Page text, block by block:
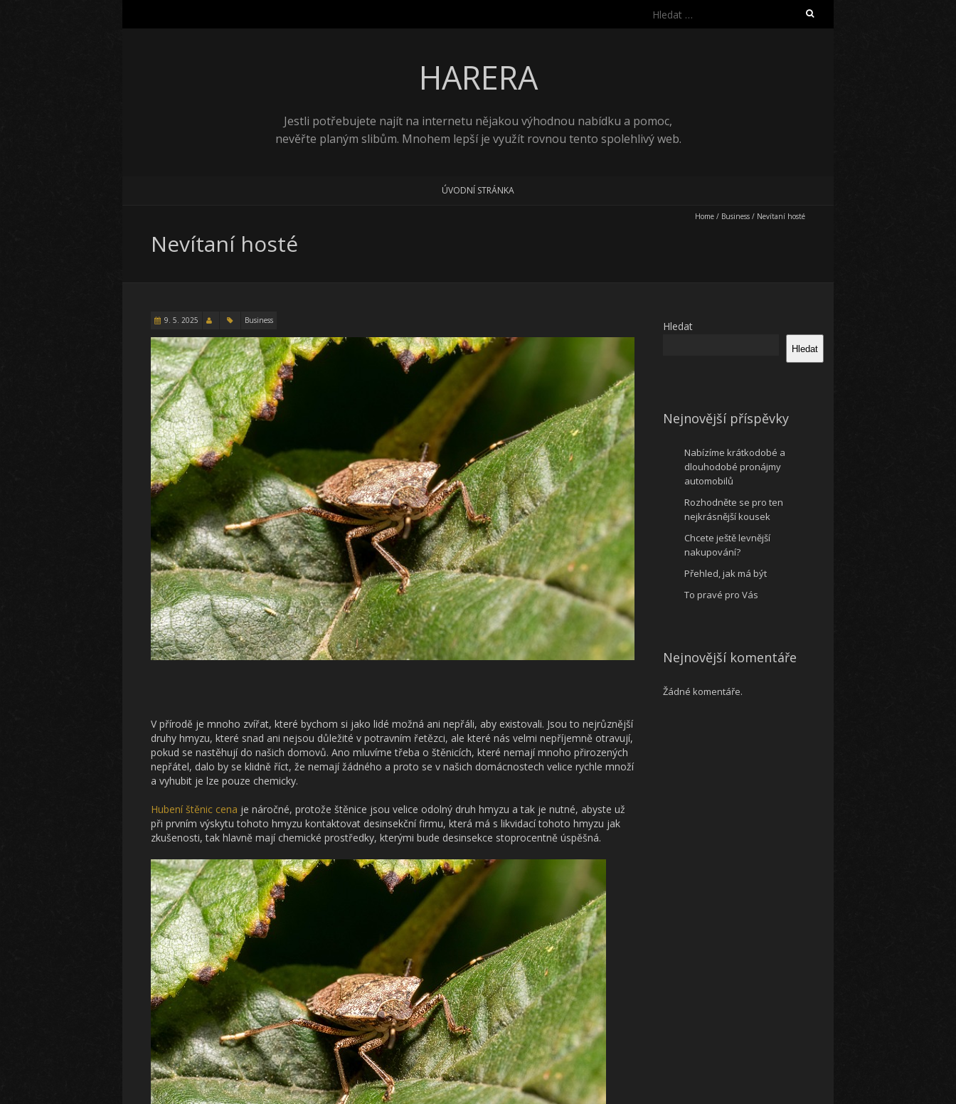
Vyhledávání
HARERA
Jestli potřebujete najít na internetu nějakou výhodnou nabídku a pomoc,
nevěřte planým slibům. Mnohem lepší je využít rovnou tento spolehlivý web.
ÚVODNÍ STRÁNKA
Home / Business / Nevítaní hosté
Nevítaní hosté
9. 5. 2025 Business
V přírodě je mnoho zvířat, které bychom si jako lidé možná ani nepřáli, aby existovali. Jsou to nejrůznější
druhy hmyzu, které snad ani nejsou důležité v potravním řetězci, ale které nás velmi nepříjemně otravují,
pokud se nastěhují do našich domovů. Ano mluvíme třeba o štěnicích, které nemají mnoho přirozených
nepřátel, dalo by se klidně říct, že nemají žádného a proto se v našich domácnostech velice rychle množí
a vyhubit je lze pouze chemicky.
Hubení štěnic cena je náročné, protože štěnice jsou velice odolný druh hmyzu a tak je nutné, abyste už
při prvním výskytu tohoto hmyzu kontaktovat desinsekční firmu, která má s likvidací tohoto hmyzu jak
zkušenosti, tak hlavně mají chemické prostředky, kterými bude desinsekce stoprocentně úspěšná.
Hledat
Hledat
Nejnovější příspěvky
Nabízíme krátkodobé a
dlouhodobé pronájmy
automobilů
Rozhodněte se pro ten
nejkrásnější kousek
Chcete ještě levnější
nakupování?
Přehled, jak má být
To pravé pro Vás
Nejnovější komentáře
Žádné komentáře.